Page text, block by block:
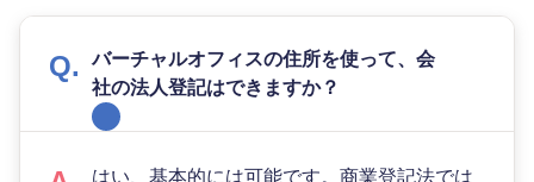
バーチャルオフィスの住所を使って、会
社の法人登記はできますか？
はい、基本的には可能です。商業登記法では